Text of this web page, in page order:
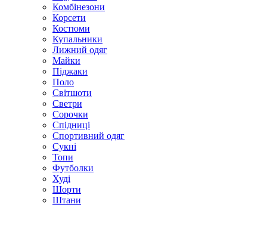
Комбінезони
Корсети
Костюми
Купальники
Лижний одяг
Майки
Піджаки
Поло
Світшоти
Светри
Сорочки
Спідниці
Спортивний одяг
Сукні
Топи
Футболки
Худі
Шорти
Штани